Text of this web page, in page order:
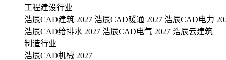
工程建设行业
浩辰CAD建筑 2027 浩辰CAD暖通 2027 浩辰CAD电力
浩辰CAD给排水 2027 浩辰CAD电气 2027 浩辰云建筑
制造行业
浩辰CAD机械 2027